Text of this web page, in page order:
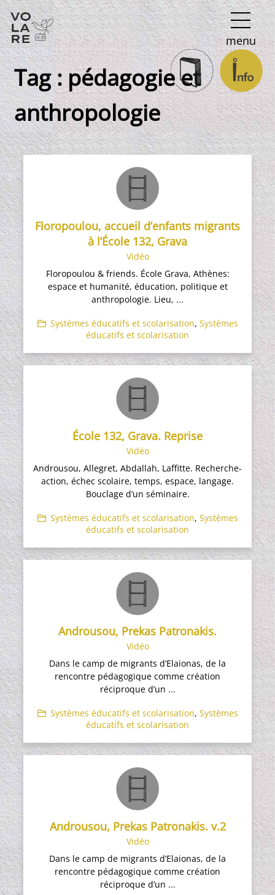
Navigation
principale
menu
Tag :pédagogie et
anthropologie
Floropoulou, accueil d’enfants migrants
à l’École 132, Grava
Vidéo
Floropoulou & friends. École Grava, Athènes:
espace et humanité, éducation, politique et
anthropologie. Lieu, ...
Systèmes éducatifs et scolarisation, Systèmes
éducatifs et scolarisation
École 132, Grava. Reprise
Vidéo
Androusou, Allegret, Abdallah, Laffitte. Recherche-
action, échec scolaire, temps, espace, langage.
Bouclage d’un séminaire.
Systèmes éducatifs et scolarisation, Systèmes
éducatifs et scolarisation
Androusou, Prekas Patronakis.
Vidéo
Dans le camp de migrants d’Elaionas, de la
rencontre pédagogique comme création
réciproque d’un ...
Systèmes éducatifs et scolarisation, Systèmes
éducatifs et scolarisation
Androusou, Prekas Patronakis. v.2
Vidéo
Dans le camp de migrants d’Elaionas, de la
rencontre pédagogique comme création
réciproque d’un ...